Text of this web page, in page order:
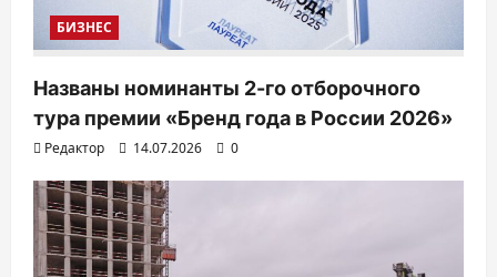
БИЗНЕС
Названы номинанты 2-го отборочного
тура премии «Бренд года в России 2026»
Редактор 14.07.2026 0